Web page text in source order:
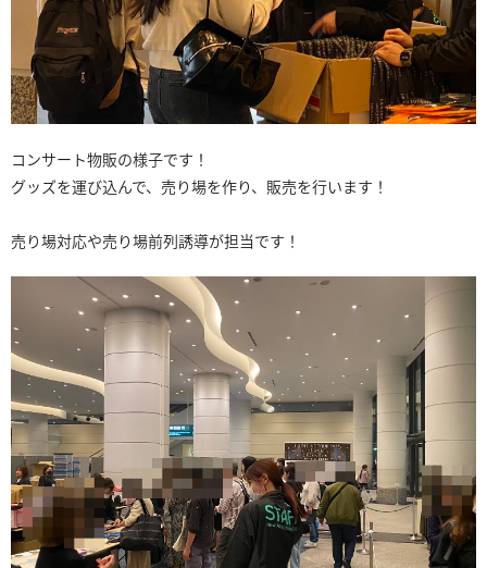
コンサート物販の様子です！
グッズを運び込んで、売り場を作り、販売を行います！
売り場対応や売り場前列誘導が担当です！